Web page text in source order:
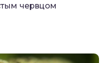
червцом